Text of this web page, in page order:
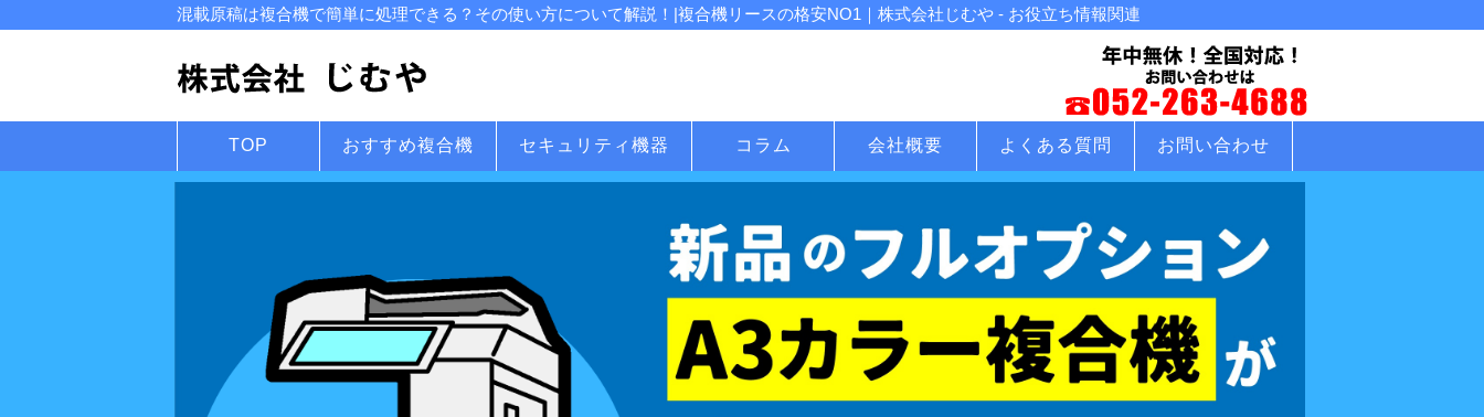
混載原稿は複合機で簡単に処理できる？その使い方について解説！|複合機リースの格安NO1｜株式会社じむや - お役立ち情報関連
TOP おすすめ複合機 セキュリティ機器 コラム 会社概要 よくある質問 お問い合わせ